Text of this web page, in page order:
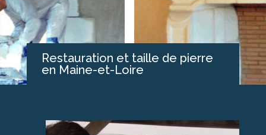
PRÉSENTATION
RÉALISATIONS
Restauration et taille de pierre
en Maine-et-Loire